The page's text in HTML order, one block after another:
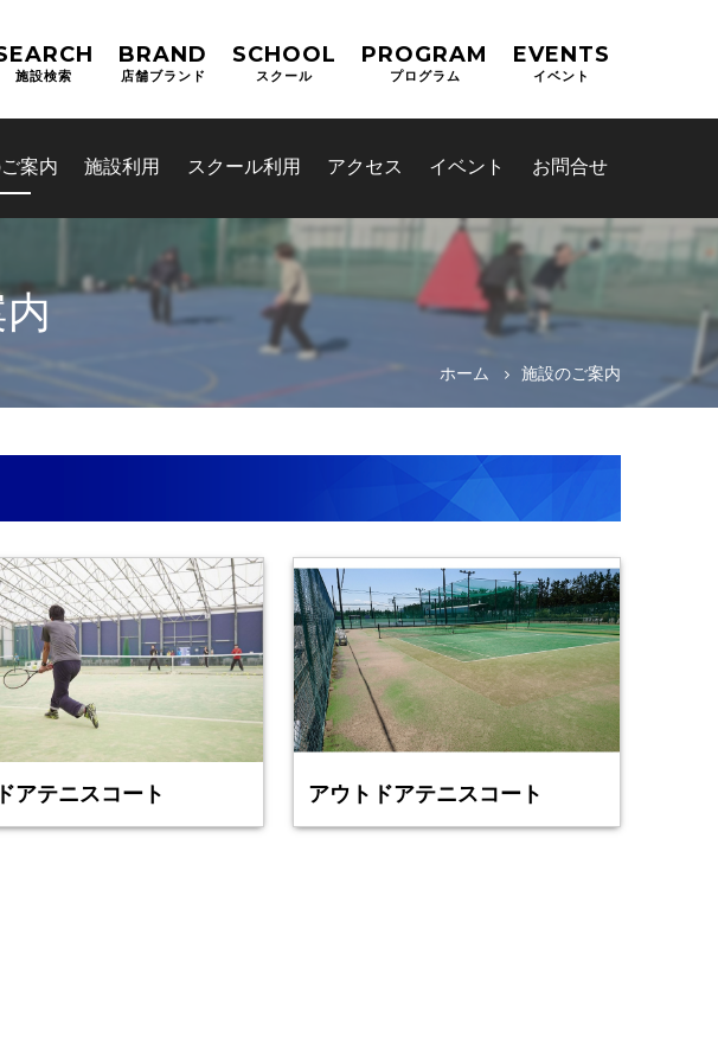
施設検索
BRAND
店舗ブランド
SCHOOL
スクール
PROGRAM
プログラム
EVENTS
イベント
案内 施設利用 スクール利用 アクセス イベント お問合せ
ホーム 施設のご案内
アテニスコート アウトドアテニスコート